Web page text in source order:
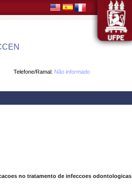
Telefone/Ramal: Não informado
no tratamento de infeccoes odontologicas